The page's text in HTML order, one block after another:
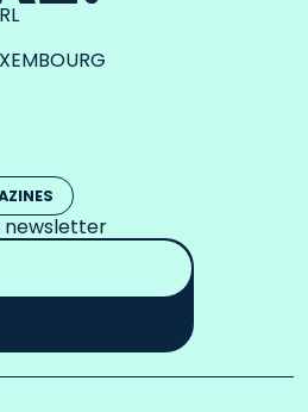
newsletter